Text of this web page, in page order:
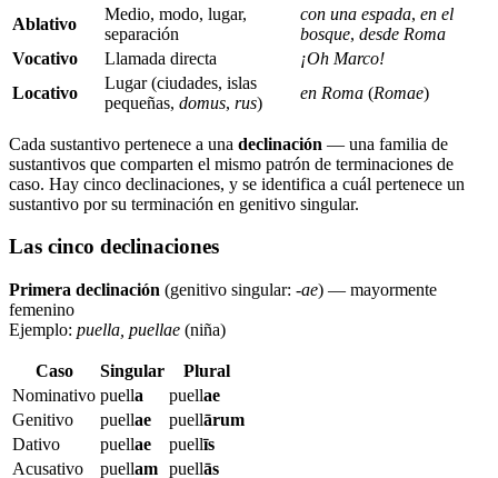
Ablativo
Medio, modo, lugar,
separación
con una espada, en el
bosque, desde Roma
Vocativo
Llamada directa
¡Oh Marco!
Locativo
Lugar (ciudades, islas
pequeñas, domus, rus)
en Roma (Romae)
Cada sustantivo pertenece a una declinación — una familia de
sustantivos que comparten el mismo patrón de terminaciones de
caso. Hay cinco declinaciones, y se identifica a cuál pertenece un
sustantivo por su terminación en genitivo singular.
Las cinco declinaciones
Primera declinación (genitivo singular: -ae) — mayormente
femenino
Ejemplo: puella, puellae (niña)
Caso Singular
Plural
Nominativo puella puellae
Genitivo
puellae puellārum
Dativo
puellae puellīs
Acusativo
puellam puellās